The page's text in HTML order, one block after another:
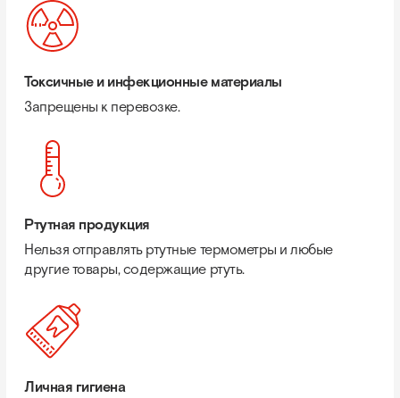
Токсичные и инфекционные материалы
Запрещены к перевозке.
Ртутная продукция
Нельзя отправлять ртутные термометры и любые
другие товары, содержащие ртуть.
Личная гигиена